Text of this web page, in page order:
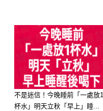
不是迷信！今晚睡前「一處放1
杯水」明天立秋「早上」睡...